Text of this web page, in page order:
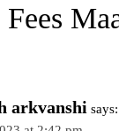
Fees
arkvanshi says: